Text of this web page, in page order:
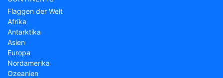
Flaggen der Welt
Afrika
Antarktika
Asien
Europa
Nordamerika
Ozeanien